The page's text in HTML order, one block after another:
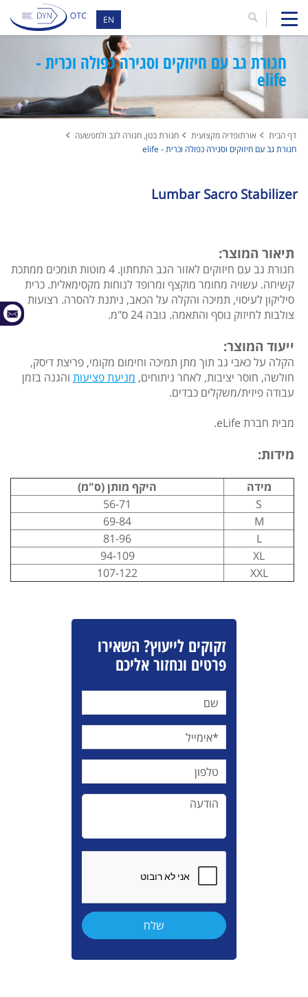
EN
חגורת גב עם חיזוקים וסגירה כפולה וכרית -
elife
דף הבית אורתופדיה מקצועית
חגורת בטן, חגורה לגב ולמפשעה
חגורת גב עם חיזוקים וסגירה כפולה וכרית - elife
Lumbar Sacro Stabilizer
תיאור המוצר:
חגורת גב עם חיזוקים לאזור הגב התחתון. 4 מוטות תומכים ממתכת
קשיחה. עשויה מחומר מוקצף ומרופד לנוחות מקסימאלית. כרית
סיליקון לעיסוי, תמיכה והקלה על הכאב, ניתנת להסרה. רצועות
צולבות לחיזוק נוסף והתאמה. גובה 24 ס"מ.
ייעוד המוצר:
הקלה על כאבי גב תוך מתן תמיכה וחימום מקומי, פריצת דיסק,
חולשה, חוסר יציבות, לאחר ניתוחים, מניעת פציעות והגנה בזמן
עבודה פיזית/משקלים כבדים.
מבית חברת eLife.
מידות:
מידה
היקף מותן (ס"מ)
S
56-71
M
69-84
L
81-96
XL
94-109
XXL
107-122
זקוקים לייעוץ? השאירו
פרטים ונחזור אליכם